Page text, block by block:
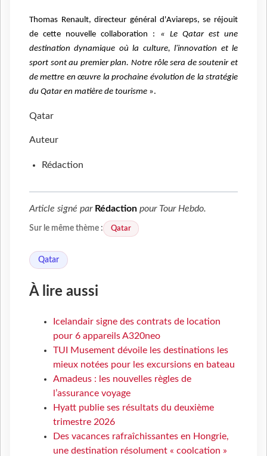
Thomas Renault, directeur général d'Aviareps, se réjouit
de cette nouvelle collaboration : « Le Qatar est une
destination dynamique où la culture, l'innovation et le
sport sont au premier plan. Notre rôle sera de soutenir et
de mettre en œuvre la prochaine évolution de la stratégie
du Qatar en matière de tourisme ».
Qatar
Auteur
Rédaction
Article signé par Rédaction pour Tour Hebdo.
Sur le même thème : Qatar
Qatar
À lire aussi
Icelandair signe des contrats de location
pour 6 appareils A320neo
TUI Musement dévoile les destinations les
mieux notées pour les excursions en bateau
Amadeus : les nouvelles règles de
l’assurance voyage
Hyatt publie ses résultats du deuxième
trimestre 2026
Des vacances rafraîchissantes en Hongrie,
une destination résolument « coolcation »